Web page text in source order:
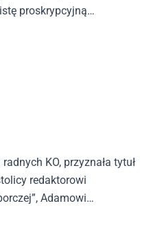
proskrypcyjną
KO, przyznała tytuł
redaktorowi
Adamowi